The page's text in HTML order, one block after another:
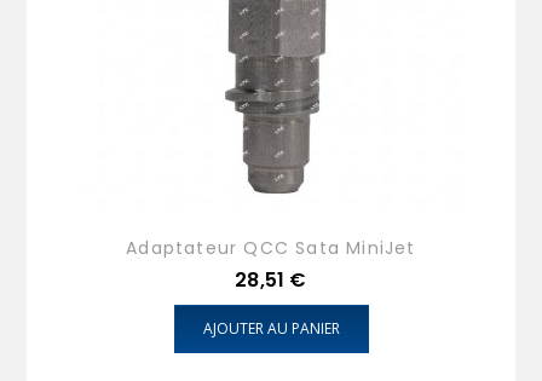
Adaptateur QCC Sata MiniJet
Prix
28,51 €
AJOUTER AU PANIER